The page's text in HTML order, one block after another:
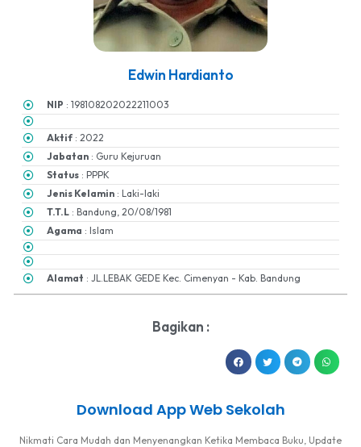
Edwin Hardianto
NIP : 198108202022211003
Aktif : 2022
Jabatan : Guru Kejuruan
Status : PPPK
Jenis Kelamin : Laki-laki
T.T.L : Bandung, 20/08/1981
Agama : Islam
Alamat : JL.LEBAK GEDE Kec. Cimenyan - Kab. Bandung
Bagikan :
Download App Web Sekolah
Nikmati Cara Mudah dan Menyenangkan Ketika Membaca Buku, Update